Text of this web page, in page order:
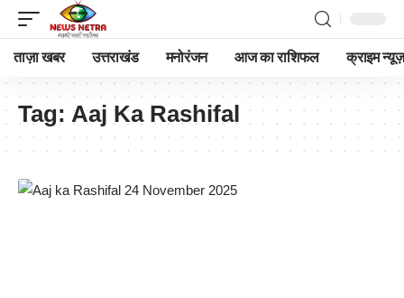
ताज़ा खबर उत्तराखंड मनोरंजन आज का राशिफल क्राइम न्यूज़
Tag: Aaj Ka Rashifal